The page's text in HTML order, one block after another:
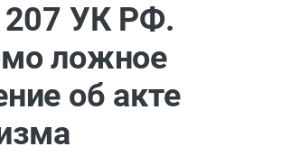
207 УК РФ.
ложное
об акте